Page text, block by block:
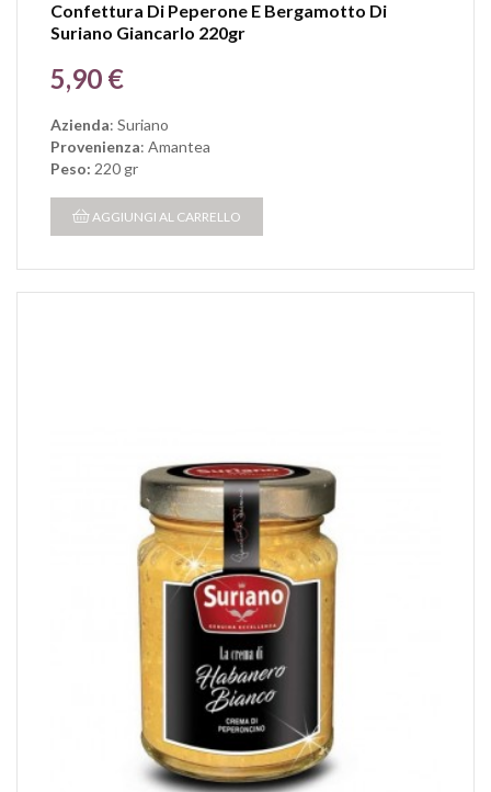
Confettura Di Peperone E Bergamotto Di
Suriano Giancarlo 220gr
Prezzo
5,90 €
Azienda: Suriano
Provenienza: Amantea
Peso: 220 gr
AGGIUNGI AL CARRELLO